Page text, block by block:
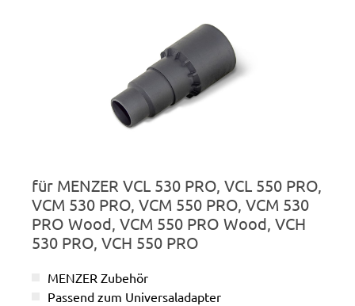
für MENZER VCL 530 PRO, VCL 550 PRO,
VCM 530 PRO, VCM 550 PRO, VCM 530
PRO Wood, VCM 550 PRO Wood, VCH
530 PRO, VCH 550 PRO
MENZER Zubehör
Passend zum Universaladapter